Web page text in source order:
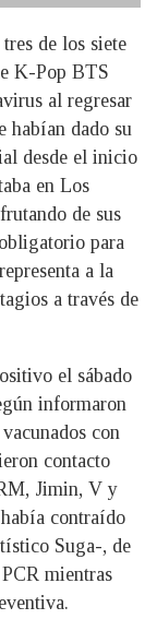
de los siete
K-Pop BTS
al regresar
habían dado su
desde el inicio
en Los
de sus
para
a la
a través de
el sábado
informaron
con
contacto
Jimin, V y
contraído
Suga-, de
mientras